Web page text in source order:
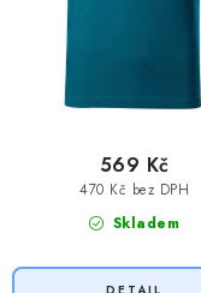
Skladem
470 Kč bez DPH
569 Kč